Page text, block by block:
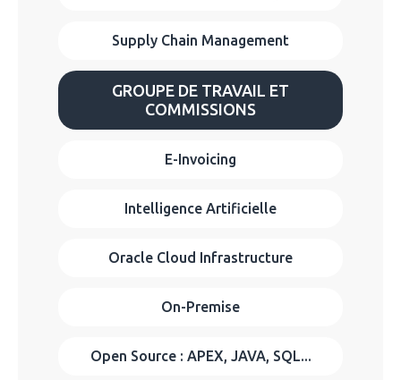
Supply Chain Management
GROUPE DE TRAVAIL ET
COMMISSIONS
E-Invoicing
Intelligence Artificielle
Oracle Cloud Infrastructure
On-Premise
Open Source : APEX, JAVA, SQL...